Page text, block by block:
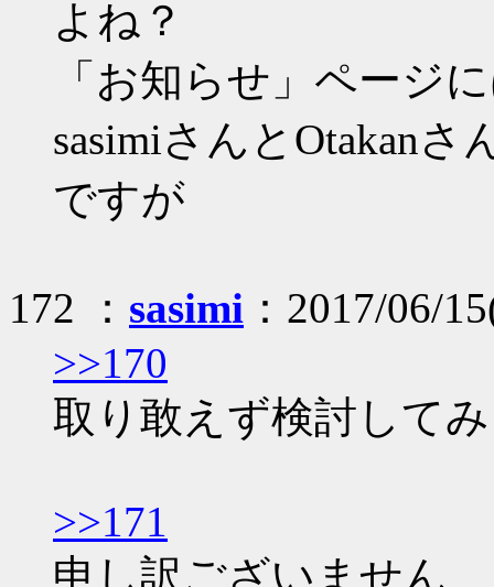
よね？
「お知らせ」ページ
sasimiさんとOtakan
ですが
172 ： sasimi ：2017/06/
>>170
取り敢えず検討して
>>171
申し訳ございません